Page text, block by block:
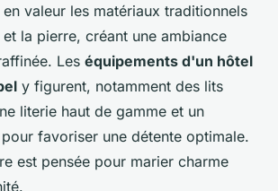
valeur les matériaux traditionnels
la pierre, créant une ambiance
Les équipements d'un hôtel
y figurent, notamment des lits
literie haut de gamme et un
favoriser une détente optimale.
est pensée pour marier charme